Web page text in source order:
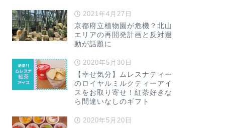
2021年4月27日
京都府立植物園が危機？北山
エリアの再開発計画と反対運
動が話題に
2020年5月30日
【幸せ気分】ムレスナティー
のロイヤルミルクティーアイ
スをお取り寄せ！紅茶好きな
ら間違いなしのギフト
2020年5月20日